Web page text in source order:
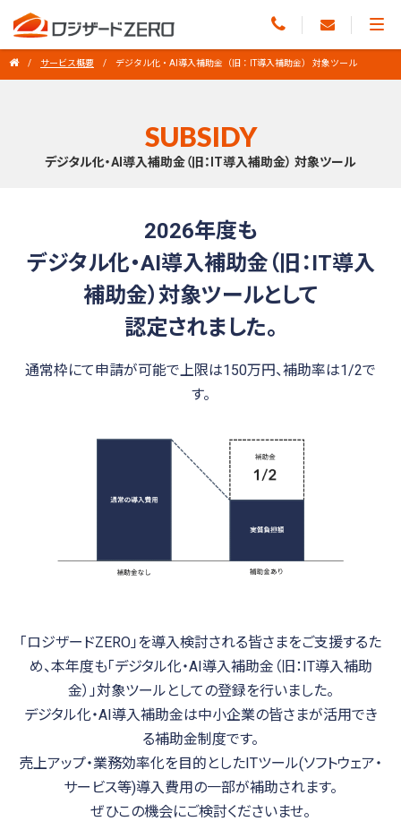
サービス概要 デジタル化・AI導入補助金（旧：IT導入補助金） 対象ツール
デジタル化・AI導入補助金（旧：IT導入補助金） 対象ツール
SUBSIDY
デジタル化・AI導入補助金（旧：IT導入補助金） 対象ツール
2026年度も
デジタル化・AI導入補助金（旧：IT導入
補助金）対象ツールとして
認定されました。
通常枠にて申請が可能で上限は150万円、補助率は1/2で
す。
「ロジザードZERO」を導入検討される皆さまをご支援するた
め、本年度も「デジタル化・AI導入補助金（旧：IT導入補助
金）」対象ツールとしての登録を行いました。
デジタル化・AI導入補助金は中小企業の皆さまが活用でき
る補助金制度です。
売上アップ・業務効率化を目的としたITツール(ソフトウェア・
サービス等)導入費用の一部が補助されます。
ぜひこの機会にご検討くださいませ。